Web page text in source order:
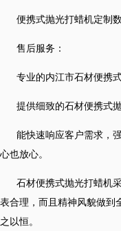
便携式抛光打蜡机定制
售后服务：
专业的内江市石材便携
提供细致的石材便携式
能快速响应客户需求，
心也放心。
石材便携式抛光打蜡机
表合理，而且精神风貌做到
之以恒。